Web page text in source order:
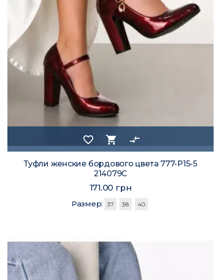
favorite_border shopping_cart compare_arrows
Туфли женские бордового цвета 777-Р15-5
214079C
171.00 грн
Размер: 37 38 40